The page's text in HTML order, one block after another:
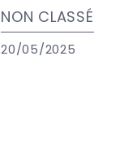
NON CLASSÉ
20/05/2025